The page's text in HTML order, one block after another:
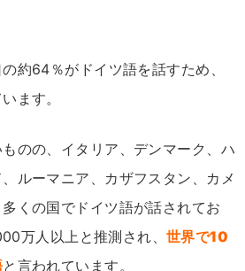
約64％がドイツ語を話すため、
ます。
のの、イタリア、デンマーク、ハ
ルーマニア、カザフスタン、カメ
くの国でドイツ語が話されてお
万人以上と推測され、世界で10
と言われています。